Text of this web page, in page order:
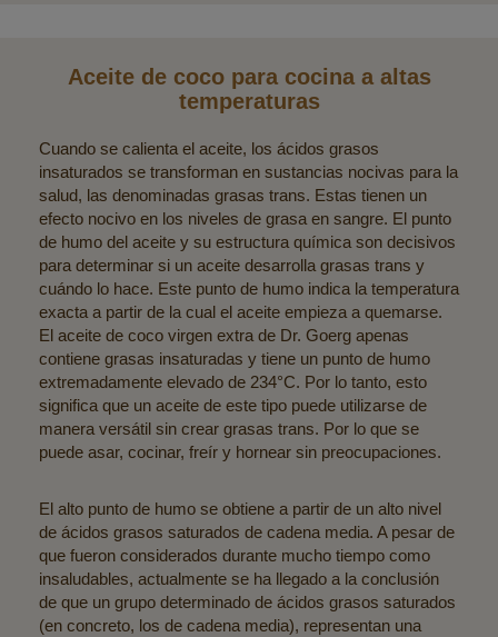
Aceite de coco para cocina a altas
temperaturas
Cuando se calienta el aceite, los ácidos grasos
insaturados se transforman en sustancias nocivas para la
salud, las denominadas grasas trans. Estas tienen un
efecto nocivo en los niveles de grasa en sangre. El punto
de humo del aceite y su estructura química son decisivos
para determinar si un aceite desarrolla grasas trans y
cuándo lo hace. Este punto de humo indica la temperatura
exacta a partir de la cual el aceite empieza a quemarse.
El aceite de coco virgen extra de Dr. Goerg apenas
contiene grasas insaturadas y tiene un punto de humo
extremadamente elevado de 234°C. Por lo tanto, esto
significa que un aceite de este tipo puede utilizarse de
manera versátil sin crear grasas trans. Por lo que se
puede asar, cocinar, freír y hornear sin preocupaciones.
El alto punto de humo se obtiene a partir de un alto nivel
de ácidos grasos saturados de cadena media. A pesar de
que fueron considerados durante mucho tiempo como
insaludables, actualmente se ha llegado a la conclusión
de que un grupo determinado de ácidos grasos saturados
(en concreto, los de cadena media), representan una